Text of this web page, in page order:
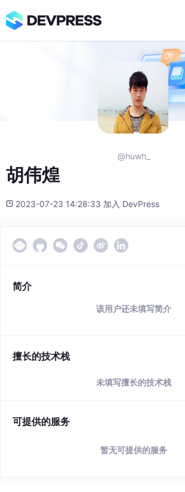
@huwh_
胡伟煌
2023-07-23 14:28:33 加入 DevPress
简介
该用户还未填写简介
擅长的技术栈
未填写擅长的技术栈
可提供的服务
暂无可提供的服务